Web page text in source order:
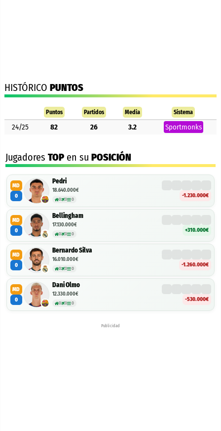
HISTÓRICO PUNTOS
Puntos Partidos Media Sistema
24/25 82 26 3.2 Sportmonks
Jugadores TOP en su POSICIÓN
MD
0
Pedri
18.640.000€
0 0 0
-1.230.000€
MD
0
Bellingham
17.130.000€
0 0 0
+310.000€
MD
0
Bernardo Silva
16.010.000€
0 0 0
-1.260.000€
MD
0
Dani Olmo
12.330.000€
0 0 0
-530.000€
Publicidad